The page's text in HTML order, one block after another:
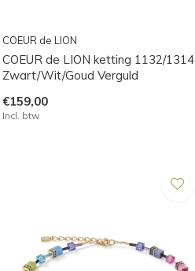
COEUR de LION
COEUR de LION ketting 1132/1314
Zwart/Wit/Goud Verguld
€159,00
Incl. btw